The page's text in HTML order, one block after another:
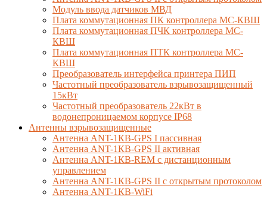
Модуль ввода датчиков МВД
Плата коммутационная ПК контроллера МС-КВШ
Плата коммутационная ПЧК контроллера МС-
КВШ
Плата коммутационная ПТК контроллера МС-
КВШ
Преобразователь интерфейса принтера ПИП
Частотный преобразователь взрывозащищенный
15кВт
Частотный преобразователь 22кВт в
водонепроницаемом корпусе IP68
Антенны взрывозащищенные
Антенна ANT-1КВ-GPS I пассивная
Антенна ANT-1КВ-GPS II активная
Антенна ANT-1КВ-REM c дистанционным
управлением
Антенна ANT-1КВ-GPS II с открытым протоколом
Антенна ANT-1КВ-WiFi